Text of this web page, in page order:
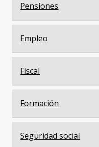
Pensiones
Empleo
Fiscal
Formación
Seguridad social